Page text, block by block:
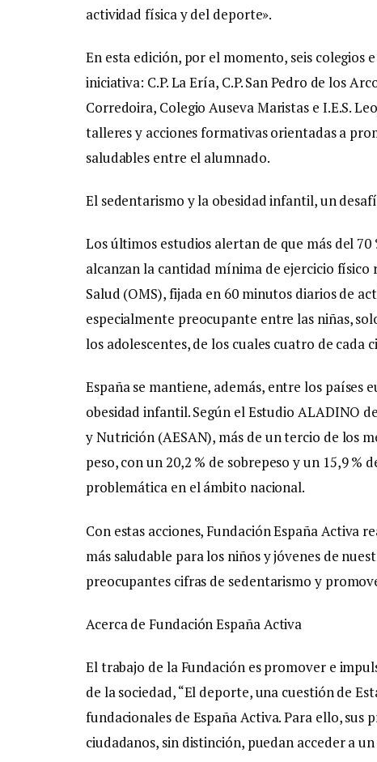
actividad física y del deporte».
En esta edición, por el momento, seis colegios
iniciativa: C.P. La Ería, C.P. San Pedro de los
Corredoira, Colegio Auseva Maristas e I.E.S.
talleres y acciones formativas orientadas a
saludables entre el alumnado.
El sedentarismo y la obesidad infantil, un
Los últimos estudios alertan de que más del
alcanzan la cantidad mínima de ejercicio
Salud (OMS), fijada en 60 minutos diarios de
especialmente preocupante entre las niñas,
los adolescentes, de los cuales cuatro de cada
España se mantiene, además, entre los países
obesidad infantil. Según el Estudio ALADINO
y Nutrición (AESAN), más de un tercio de los
peso, con un 20,2 % de sobrepeso y un 15,9
problemática en el ámbito nacional.
Con estas acciones, Fundación España
más saludable para los niños y jóvenes de
preocupantes cifras de sedentarismo y
Acerca de Fundación España Activa
El trabajo de la Fundación es promover e
de la sociedad, “El deporte, una cuestión de
fundacionales de España Activa. Para ello,
ciudadanos, sin distinción, puedan acceder a